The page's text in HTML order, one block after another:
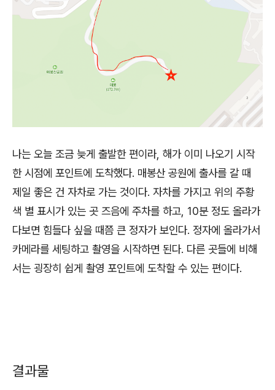
나는 오늘 조금 늦게 출발한 편이라, 해가 이미 나오기 시작
한 시점에 포인트에 도착했다. 매봉산 공원에 출사를 갈 때
제일 좋은 건 자차로 가는 것이다. 자차를 가지고 위의 주황
색 별 표시가 있는 곳 즈음에 주차를 하고, 10분 정도 올라가
다보면 힘들다 싶을 때쯤 큰 정자가 보인다. 정자에 올라가서
카메라를 세팅하고 촬영을 시작하면 된다. 다른 곳들에 비해
서는 굉장히 쉽게 촬영 포인트에 도착할 수 있는 편이다.
결과물